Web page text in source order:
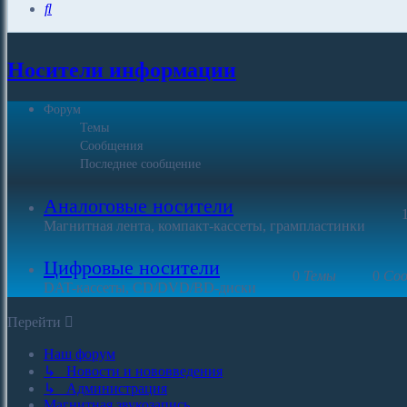
Поиск
Носители информации
Форум
Темы
Сообщения
Последнее сообщение
Аналоговые носители
Магнитная лента, компакт-кассеты, грампластинки
Цифровые носители
DAT-кассеты, CD/DVD/BD-диски
0 Темы 0
Перейти
Наш форум
↳ Новости и нововведения
↳ Администрация